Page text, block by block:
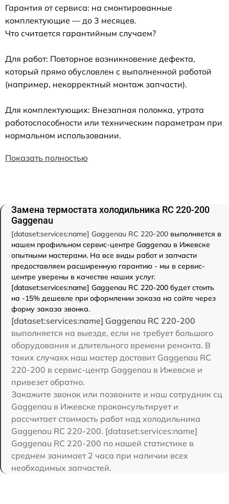
Гарантия от сервиса: на смонтированные
комплектующие — до 3 месяцев.
Что считается гарантийным случаем?
Для работ: Повторное возникновение дефекта,
который прямо обусловлен с выполненной работой
(например, некорректный монтаж запчасти).
Для комплектующих: Внезапная поломка, утрата
работоспособности или техническим параметрам при
нормальном использовании.
Показать полностью
Замена термостата холодильника RC 220-200
Gaggenau
[dataset:services:name] Gaggenau RC 220-200 выполняется в
нашем профильном сервис-центре Gaggenau в Ижевске
опытными мастерами. На все виды работ и запчасти
предоставляем расширенную гарантию - мы в сервис-
центре уверены в качестве наших услуг.
[dataset:services:name] Gaggenau RC 220-200 будет стоить
на -15% дешевле при оформлении заказа на сайте через
форму заказа звонка.
[dataset:services:name] Gaggenau RC 220-200
выполняется на выезде, если не требует большого
оборудования и длительного времени ремонта. В
таких случаях наш мастер доставит Gaggenau RC
220-200 в сервис-центр Gaggenau в Ижевске и
привезет обратно.
Закажите звонок или позвоните и наш сотрудник сц
Gaggenau в Ижевске проконсультирует и
рассчитает стоимость работ над холодильника
Gaggenau RC 220-200. [dataset:services:name]
Gaggenau RC 220-200 по нашей статистике в
среднем занимает 2 часа при наличии всех
необходимых запчастей.